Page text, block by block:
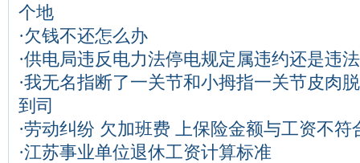
个地
·欠钱不还怎么办
·供电局违反电力法停电规定属违约还是违法
·我无名指断了一关节和小拇指一关节皮肉
到司
·劳动纠纷 欠加班费 上保险金额与工资不符
·江苏事业单位退休工资计算标准